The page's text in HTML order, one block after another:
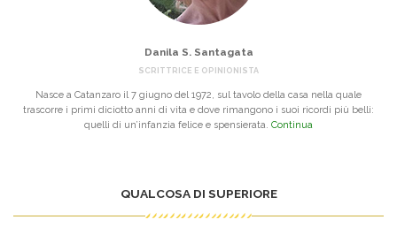
Danila S. Santagata
SCRITTRICE E OPINIONISTA
Nasce a Catanzaro il 7 giugno del 1972, sul tavolo della casa nella quale
trascorre i primi diciotto anni di vita e dove rimangono i suoi ricordi più belli:
quelli di un’infanzia felice e spensierata. Continua
QUALCOSA DI SUPERIORE